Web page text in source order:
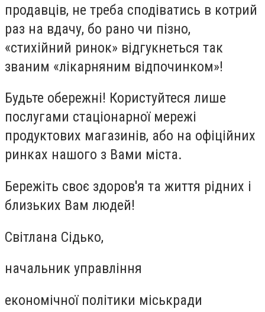
продавців, не треба сподіватись в котрий
раз на вдачу, бо рано чи пізно,
«стихійний ринок» відгукнеться так
званим «лікарняним відпочинком»!
Будьте обережні! Користуйтеся лише
послугами стаціонарної мережі
продуктових магазинів, або на офіційних
ринках нашого з Вами міста.
Бережіть своє здоров'я та життя рідних і
близьких Вам людей!
Світлана Сідько,
начальник управління
економічної політики міськради